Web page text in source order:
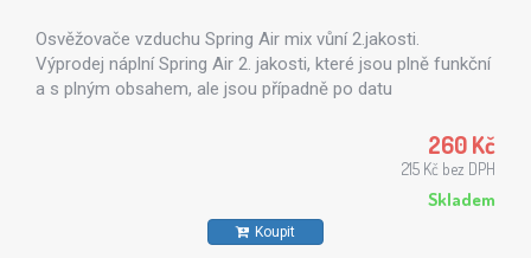
Osvěžovače vzduchu Spring Air mix vůní 2.jakosti.
Výprodej náplní Spring Air 2. jakosti, které jsou plně funkční
a s plným obsahem, ale jsou případně po datu
nabízí výrobky inspirované řeckou přírodou, které dokáží
maximálně uspokojit každého zákazníka.Všechny vůně z
řady Spring Air jsou vyrobeny z přírodních esenciálních
olejů - výtažku z květin, stromů, citrusů či mořského vánku.
260 Kč
215 Kč bez DPH
Skladem
Koupit